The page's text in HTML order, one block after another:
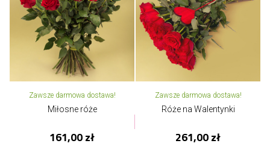
Zawsze darmowa dostawa!
Miłosne róże
161,00 zł
Zawsze darmowa dostawa!
Róże na Walentynki
261,00 zł